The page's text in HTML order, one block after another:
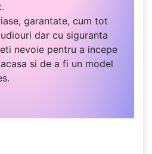
garantate, cum tot
dar cu siguranta
nevoie pentru a incepe
si de a fi un model